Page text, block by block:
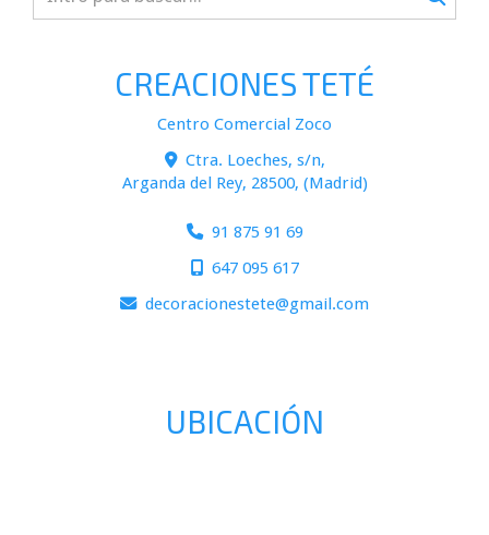
CREACIONES TETÉ
Centro Comercial Zoco
Ctra. Loeches, s/n,
Arganda del Rey, 28500, (Madrid)
91 875 91 69
647 095 617
decoracionestete
gmail.com
UBICACIÓN